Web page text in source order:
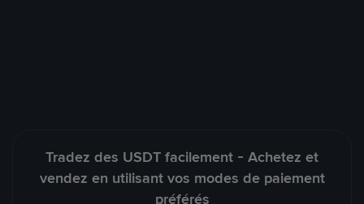
Tradez des USDT facilement - Achetez et
vendez en utilisant vos modes de paiement
préférés